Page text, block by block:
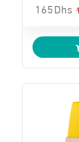
prix
initial
était :
185 Dhs.
165Dhs
prix
actuel
est :
165 Dhs.